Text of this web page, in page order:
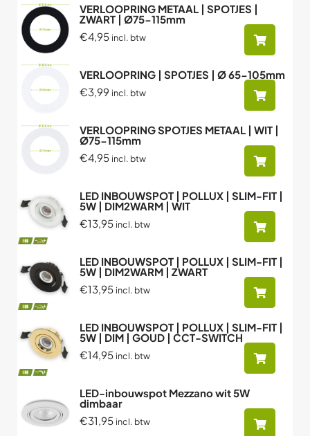
VERLOOPRING METAAL | SPOTJES |
ZWART | Ø75-115mm
€4,95 incl. btw
VERLOOPRING | SPOTJES | Ø 65-105mm
€3,99 incl. btw
VERLOOPRING SPOTJES METAAL | WIT |
Ø75-115mm
€4,95 incl. btw
LED INBOUWSPOT | POLLUX | SLIM-FIT |
5W | DIM2WARM | WIT
€13,95 incl. btw
LED INBOUWSPOT | POLLUX | SLIM-FIT |
5W | DIM2WARM | ZWART
€13,95 incl. btw
LED INBOUWSPOT | POLLUX | SLIM-FIT |
5W | DIM | GOUD | CCT-SWITCH
€14,95 incl. btw
LED-inbouwspot Mezzano wit 5W
dimbaar
€31,95 incl. btw